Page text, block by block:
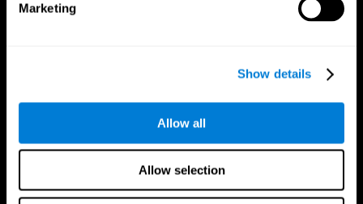
Marketing
Show details
Allow all
Allow selection
CogniFit App